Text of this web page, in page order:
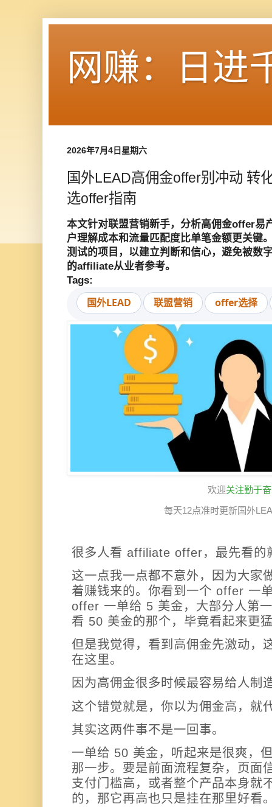
网赚：日进
2026年7月4日星期六
国外LEAD高佣金offer别冲动 转
选offer指南
本文针对联盟营销新手，分析高佣金offer易
户理解成本和流量匹配度比单笔金额更关键
测试的项目，以建立判断和信心，避免被数
的affiliate从业者参考。
Tags:
国外LEAD 联盟营销 offer选择
欢迎关注勤于奋
每天12点准时更新国外
很多人看 affiliate offer，最先看的
这一点我一点都不意外，因为大家
着赚钱来的。你看到一个 offer 一
offer 一单给 5 美金，大部分人第
看 50 美金的那个，毕竟看起来更
但是我觉得，看到高佣金先激动，
在这里。
因为高佣金很多时候最容易给人制
这个错觉就是，你以为佣金高，就
其实这两件事不是一回事。
一单给 50 美金，听起来是很爽，
那一步。要是前面流程复杂，页面
支付门槛高，或者整个产品本身就
的，那它再高也只是挂在那里好看